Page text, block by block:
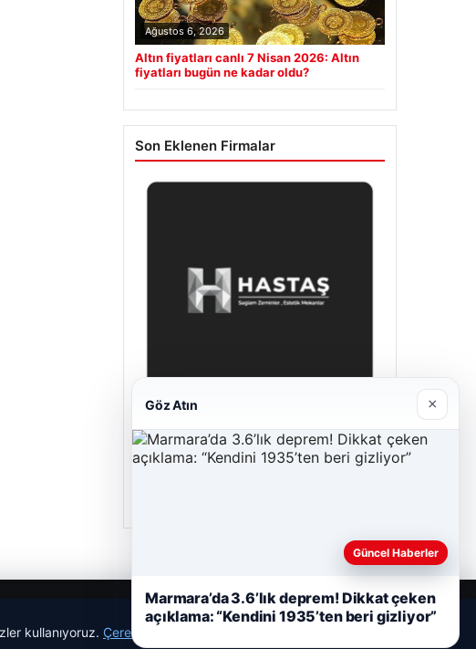
Ağustos 6, 2026
Altın fiyatları canlı 7 Nisan 2026: Altın
fiyatları bugün ne kadar oldu?
Son Eklenen Firmalar
Hastaş Beton
Mayıs 26, 2026
kullanıyoruz. Çerez Politikamız
Göz Atın ×
Güncel Haberler
Marmara’da 3.6’lık deprem! Dikkat çeken
açıklama: “Kendini 1935’ten beri gizliyor”